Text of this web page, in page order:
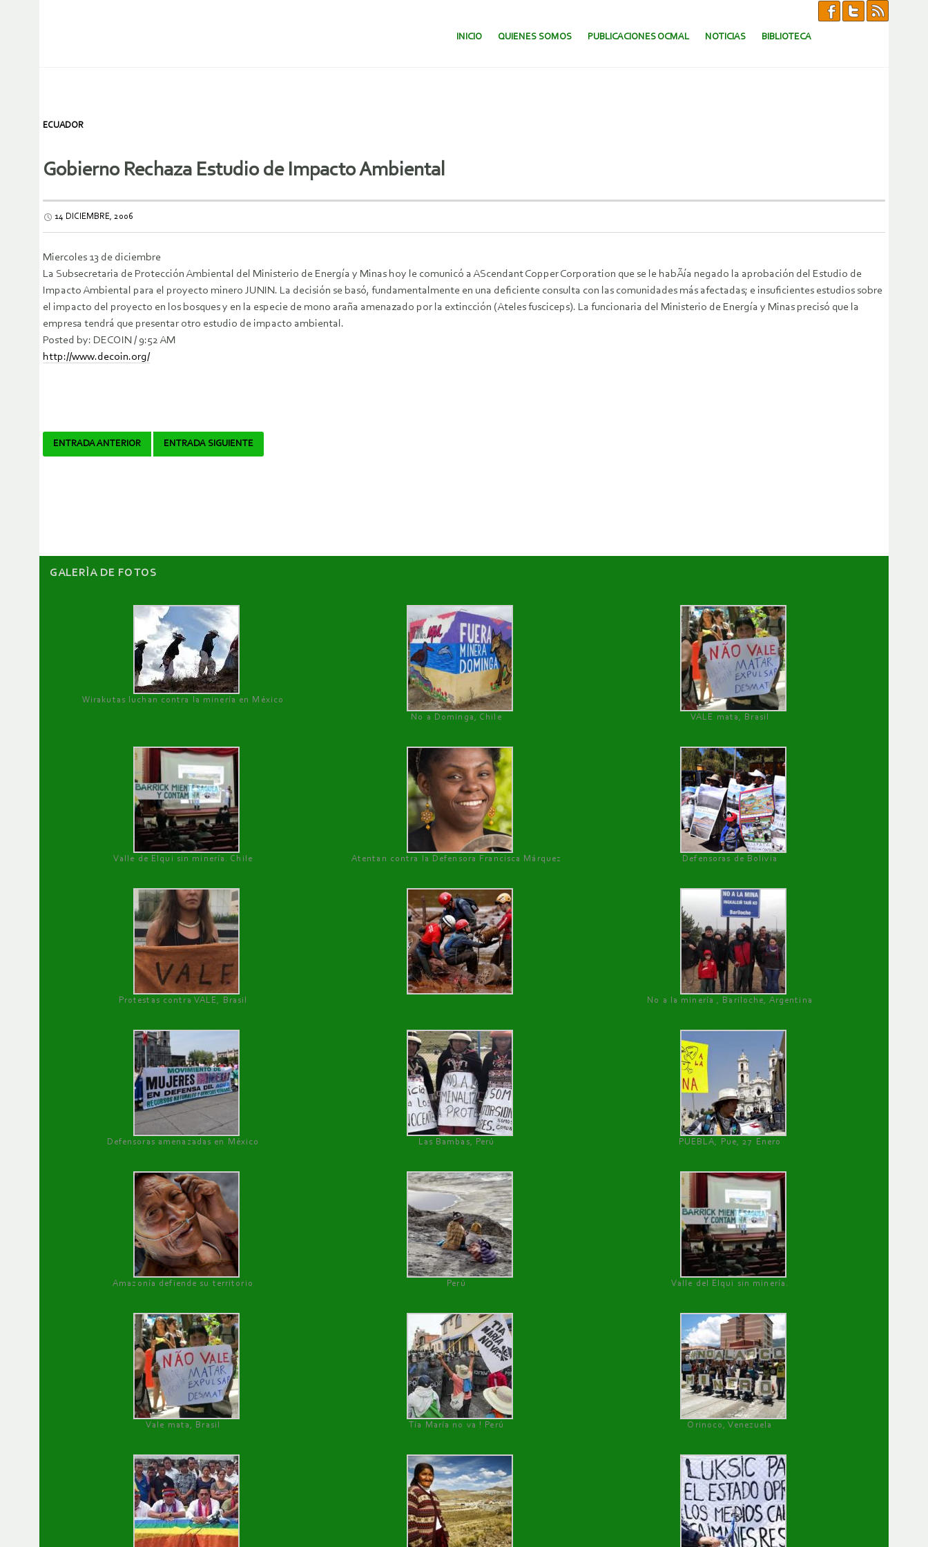
SALTAR AL CONTENIDO.
INICIO QUIENES SOMOS PUBLICACIONES OCMAL NOTICIAS BIBLIOTECA
ECUADOR
Gobierno Rechaza Estudio de Impacto Ambiental
14 DICIEMBRE, 2006
Miercoles 13 de diciembre
La Subsecretaria de Protección Ambiental del Ministerio de Energí­a y Minas hoy le comunicó a AScendant Copper Corporation que se le habÃía negado la aprobación del Estudio de
Impacto Ambiental para el proyecto minero JUNIN. La decisión se basó, fundamentalmente en una deficiente consulta con las comunidades más afectadas; e insuficientes estudios sobre
el impacto del proyecto en los bosques y en la especie de mono araña amenazado por la extincción (Ateles fusciceps). La funcionaria del Ministerio de Energía y Minas precisó que la
empresa tendrá que presentar otro estudio de impacto ambiental.
Posted by: DECOIN / 9:52 AM
http://www.decoin.org/
Navegador
ENTRADA ANTERIOR ENTRADA SIGUIENTE
GALERÌA DE FOTOS
Wirakutas luchan contra la minería en México
No a Dominga, Chile
VALE mata, Brasil
Valle de Elqui sin minería. Chile Atentan contra la Defensora Francisca Márquez Defensoras de Bolivia
Protestas contra VALE, Brasil No a la minería , Bariloche, Argentina
Defensoras amenazadas en México Las Bambas, Perú PUEBLA, Pue, 27 Enero
Amazonía defiende su territorio Perú Valle del Elqui sin minería.
Vale mata, Brasil Tía María no va ! Perú Orinoco, Venezuela